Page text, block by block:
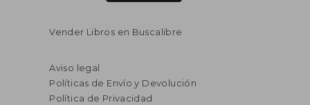
Vender Libros en Buscalibre
Aviso legal
Políticas de Envío y Devolución
Política de Privacidad